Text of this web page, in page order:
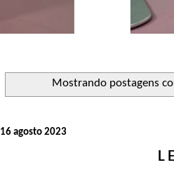
Mostrando postagens
16 agosto 2023